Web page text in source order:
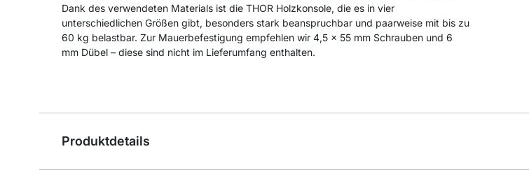
Dank des verwendeten Materials ist die THOR Holzkonsole, die es in vier
unterschiedlichen Größen gibt, besonders stark beanspruchbar und paarweise mit bis zu
60 kg belastbar. Zur Mauerbefestigung empfehlen wir 4,5 x 55 mm Schrauben und 6
mm Dübel – diese sind nicht im Lieferumfang enthalten.
Produktdetails